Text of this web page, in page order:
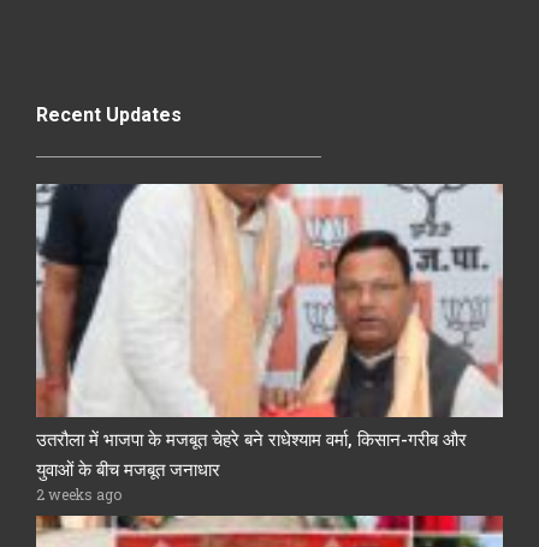
Recent Updates
उतरौला में भाजपा के मजबूत चेहरे बने राधेश्याम वर्मा, किसान-गरीब और
युवाओं के बीच मजबूत जनाधार
2 weeks ago